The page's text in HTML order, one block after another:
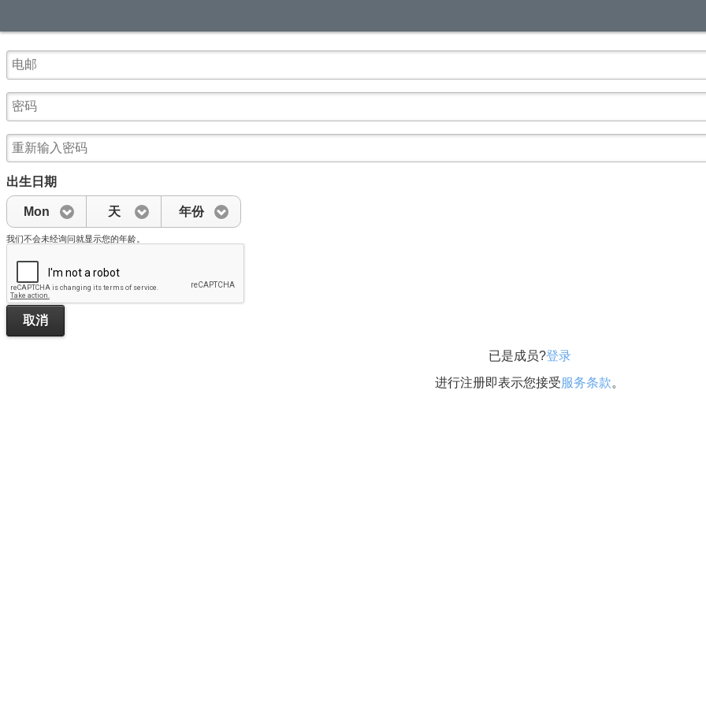
出生日期
Mon 天 年份
我们不会未经询问就显示您的年龄。
取消
已是成员?登录
进行注册即表示您接受服务条款。